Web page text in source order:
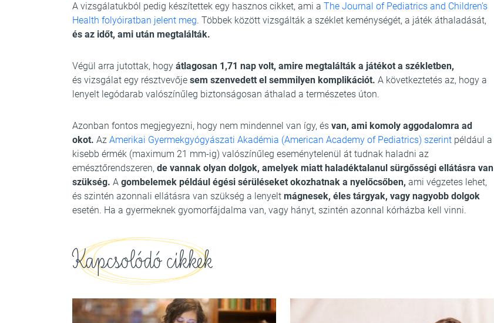
A vizsgálatukból pedig készítettek egy hasznos cikket, ami a The Journal of Pediatrics and Children’s
Health folyóiratban jelent meg. Többek között vizsgálták a széklet keménységét, a játék áthaladását,
és az időt, ami után megtalálták.
Végül arra jutottak, hogy átlagosan 1,71 nap volt, amire megtalálták a játékot a székletben,
és vizsgálat egy résztvevője sem szenvedett el semmilyen komplikációt. A következtetés az, hogy a
lenyelt legódarab valószínűleg biztonságosan áthalad a természetes úton.
Azonban fontos megjegyezni, hogy nem mindennel van így, és van, ami komoly aggodalomra ad
okot. Az Amerikai Gyermekgyógyászati Akadémia (American Academy of Pediatrics) szerint például a
kisebb érmék (maximum 21 mm-ig) valószínűleg eseménytelenül át tudnak haladni az
emésztőrendszeren, de vannak olyan dolgok, amelyek miatt haladéktalanul sürgősségi ellátásra van
szükség. A gombelemek például égési sérüléseket okozhatnak a nyelőcsőben, ami végzetes lehet,
és szintén azonnali ellátásra van szükség a lenyelt mágnesek, éles tárgyak, vagy nagyobb dolgok
esetén. Ha a gyermeknek gyomorfájdalma van, vagy hányt, szintén azonnal kórházba kell vinni.
Kapcsolódó cikkek